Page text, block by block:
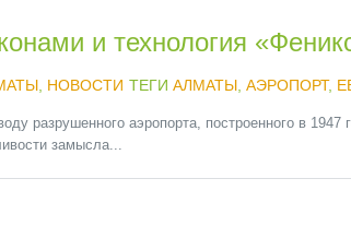
и технология
, НОВОСТИ ТЕГИ АЛМАТЫ, АЭРОПОРТ,
разрушенного аэропорта, построенного в 1947
замысла...